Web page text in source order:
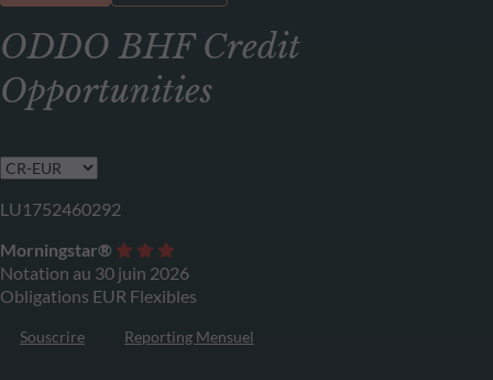
ODDO BHF Credit
Opportunities
LU1752460292
Morningstar®
Notation au 30 juin 2026
Obligations EUR Flexibles
Souscrire Reporting Mensuel